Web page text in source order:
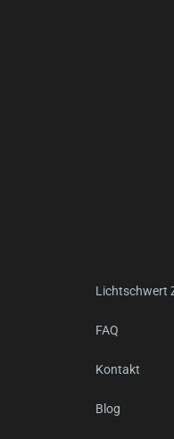
Lichtschwert
FAQ
Kontakt
Blog